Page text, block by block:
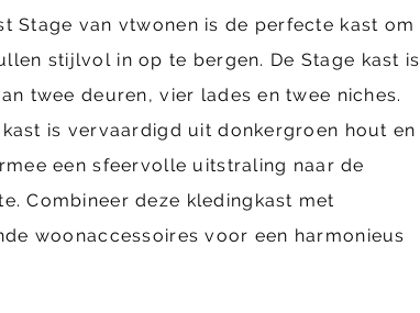
Stage van vtwonen is de perfecte kast om
stijlvol in op te bergen. De Stage kast is
twee deuren, vier lades en twee niches.
is vervaardigd uit donkergroen hout en
een sfeervolle uitstraling naar de
Combineer deze kledingkast met
woonaccessoires voor een harmonieus